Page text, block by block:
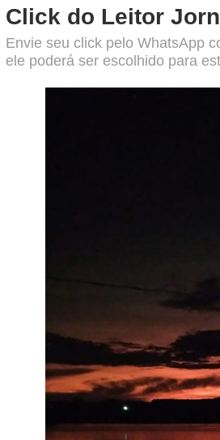
Click do Leitor
Envie seu click pelo WhatsApp
ele poderá ser escolhido para